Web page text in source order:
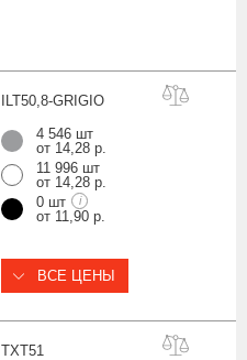
ILT50,8-GRIG IO
4 546 шт
от 14,28 р.
11 996 шт
от 14,28 р.
0 шт
i
от 11,90 р.
ВСЕ ЦЕНЫ
TXT51